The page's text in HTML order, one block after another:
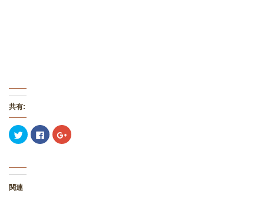
共有:
ク
リ
て
T
F
a
ク
リ
関連